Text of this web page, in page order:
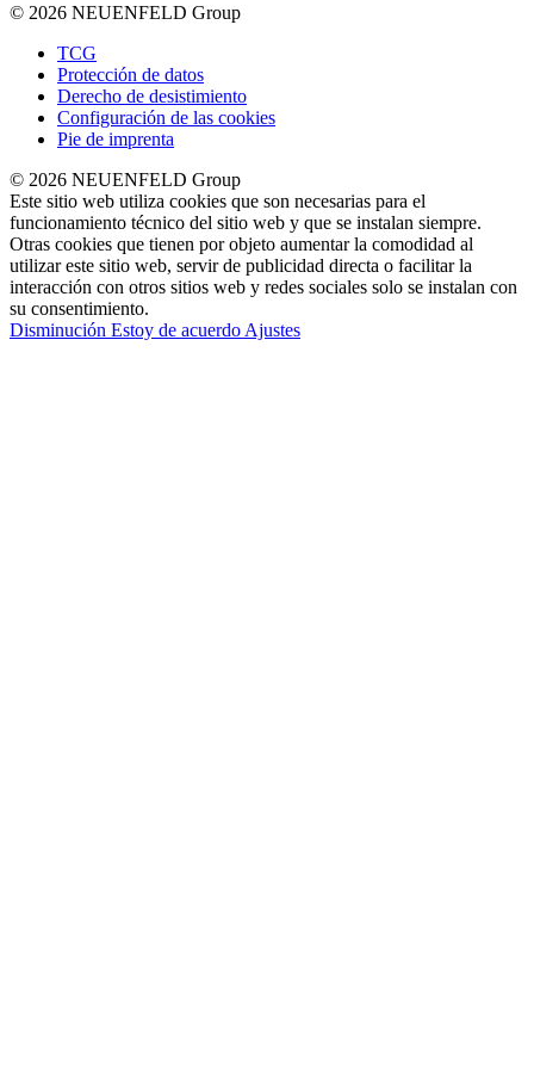
© 2026 NEUENFELD Group
TCG
Protección de datos
Derecho de desistimiento
Configuración de las cookies
Pie de imprenta
© 2026 NEUENFELD Group
Este sitio web utiliza cookies que son necesarias para el
funcionamiento técnico del sitio web y que se instalan siempre.
Otras cookies que tienen por objeto aumentar la comodidad al
utilizar este sitio web, servir de publicidad directa o facilitar la
interacción con otros sitios web y redes sociales solo se instalan con
su consentimiento.
Disminución Estoy de acuerdo Ajustes